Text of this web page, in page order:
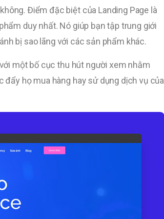
Điểm đặc biệt của Landing Page là
duy nhất. Nó giúp bạn tập trung giới
bị sao lãng với các sản phẩm khác.
một bố cục thu hút người xem nhằm
họ mua hàng hay sử dụng dịch vụ của